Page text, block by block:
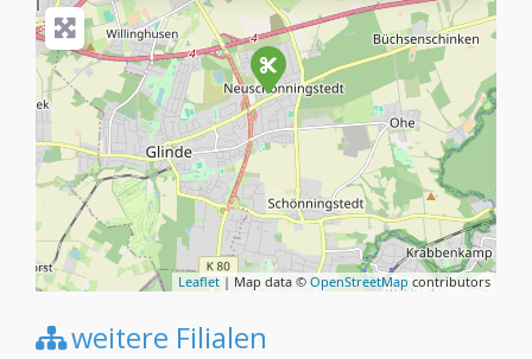
Leaflet | Map data © OpenStreetMapcontributors
weitere Filialen